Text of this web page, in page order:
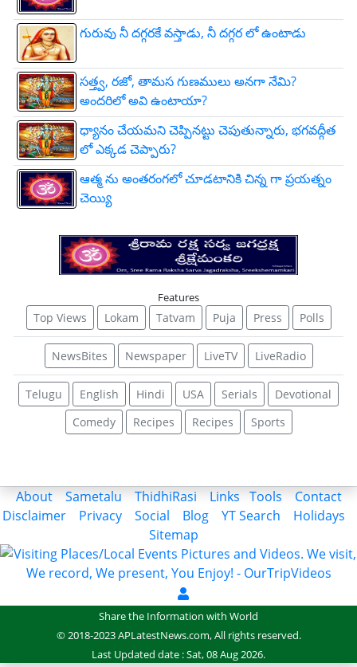
గురువు నీ దగ్గరకే వస్తాడు, నీ దగ్గర లో ఉంటాడు
సత్త్వ, రజో, తామస గుణములు అనగా నేమి?
అందరిలో అవి ఉంటాయా?
ధ్యానం చేయమని చెప్పినట్టు చెపుతున్నారు, భగవద్గీత
లో ఎక్కడ చెప్పారు?
ఆత్మ ను అంతరంగలో చూడటానికి చిన్న గా ప్రయత్నం
చెయ్యి
Features
Top Views Lokam Tatvam Puja Press Polls
NewsBites Newspaper LiveTV LiveRadio
Telugu English Hindi USA Serials
Devotional
Comedy
Recipes Recipes Sports
About Sametalu ThidhiRasi Links Tools
Contact
Disclaimer
Privacy Social Blog YT Search
Holidays
Sitemap
Share the Information with World
© 2018-2023 APLatestNews.com, All rights reserved.
Last Updated date : Sat, 08 Aug 2026.